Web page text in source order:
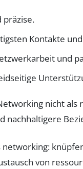
präzise.
Kontakte
und
nicht
nachhaltigere